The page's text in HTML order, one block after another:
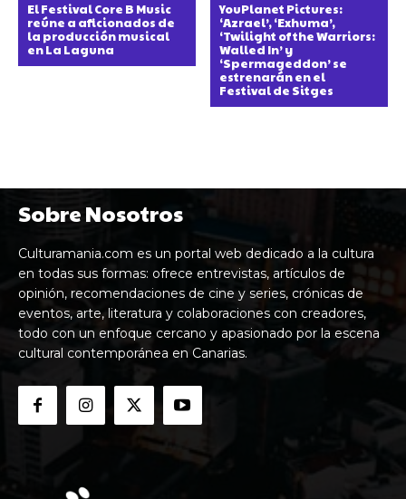
El Festival Core B Music
reúne a aficionados de
la producción musical
en La Laguna
YouPlanet Pictures:
‘Azrael’, ‘Exhuma’,
‘Twilight of the Warriors:
Walled In’ y
‘Spermageddon’ se
estrenarán en el
Festival de Sitges
Sobre Nosotros
Culturamania.com es un portal web dedicado a la cultura
en todas sus formas: ofrece entrevistas, artículos de
opinión, recomendaciones de cine y series, crónicas de
eventos, arte, literatura y colaboraciones con creadores,
todo con un enfoque cercano y apasionado por la escena
cultural contemporánea en Canarias.